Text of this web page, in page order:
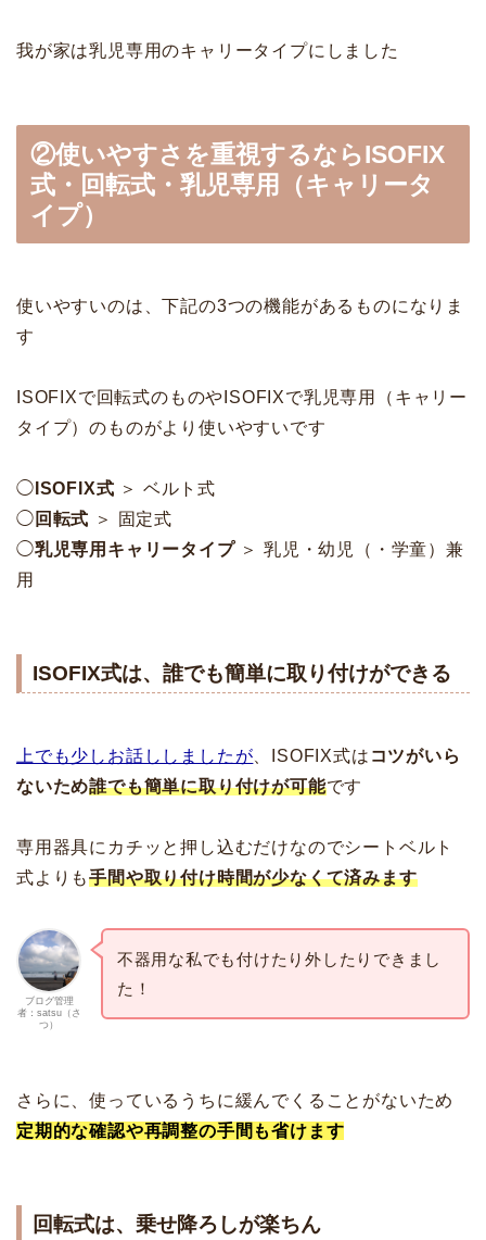
我が家は乳児専用のキャリータイプにしました
②使いやすさを重視するならISOFIX
式・回転式・乳児専用（キャリータ
イプ）
使いやすいのは、下記の3つの機能があるものになりま
す
ISOFIXで回転式のものやISOFIXで乳児専用（キャリー
タイプ）のものがより使いやすいです
◯ ISOFIX式 ＞ ベルト式
◯ 回転式 ＞ 固定式
◯乳児専用キャリータイプ＞ 乳児・幼児（・学童）兼
用
ISOFIX式は、誰でも簡単に取り付けができる
上でも少しお話ししましたが 、ISOFIX式は コツがいら
ないため誰でも簡単に取り付けが可能です
専用器具にカチッと押し込むだけなのでシートベルト
式よりも手間や取り付け時間が少なくて済みます
ブログ管理
者：satsu（さ
つ）
不器用な私でも付けたり外したりできまし
た！
さらに、使っているうちに緩んでくることがないため
定期的な確認や再調整の手間も省けます
回転式は、乗せ降ろしが楽ちん